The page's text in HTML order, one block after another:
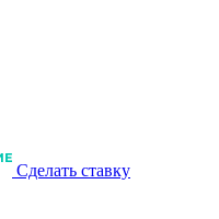
Сделать ставку